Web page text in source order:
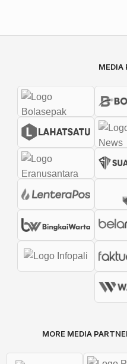
MEDIA
MORE MEDIA